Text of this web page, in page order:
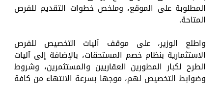
المطلوبة على الموقع، وملخص خطوات التقديم للفرص
المتاحة.
واطلع الوزير، على موقف آليات التخصيص للفرص
الاستثمارية بنظام خصم المستحقات، بالإضافة إلى آليات
الطرح لكبار المطورين العقاريين والمستثمرين، وشروط
وضوابط التخصيص لهم، موجها بسرعة الانتهاء من كافة